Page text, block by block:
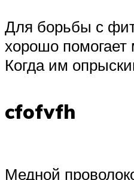
Для борьбы с
хорошо помогает
Когда им
cfofvfh
Медной